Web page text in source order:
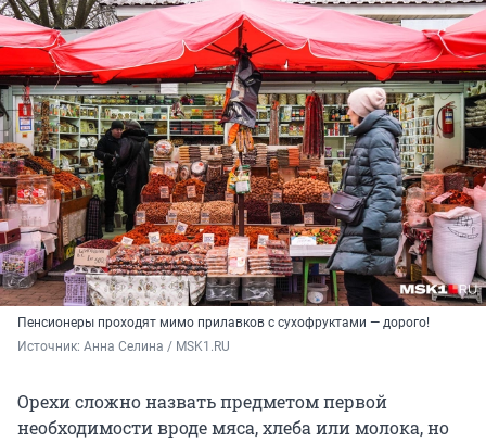
Пенсионеры проходят мимо прилавков с сухофруктами — дорого!
Источник: Анна Селина / MSK1.RU
Орехи сложно назвать предметом первой
необходимости вроде мяса, хлеба или молока, но